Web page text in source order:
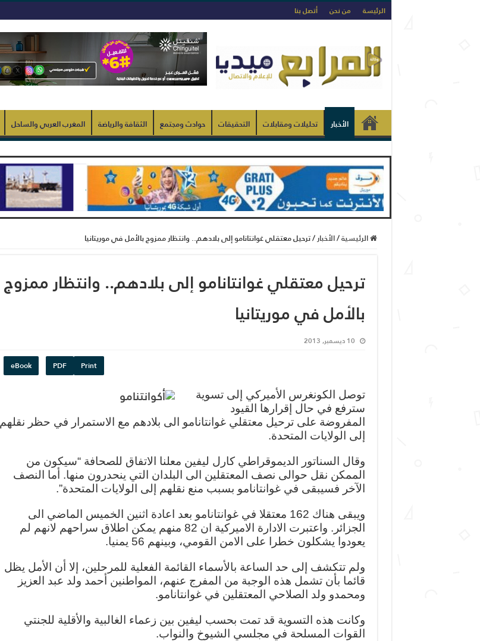
الرئيسة من نحن أتصل بنا
الأخبار تحليلات ومقابلات التحقيقات حوادث ومجتمع الثقافة والرياضة المغرب العربي والساحل
الرئيسية/الأخبار/ترحيل معتقلي غوانتانامو إلى بلادهم.. وانتظار ممزوج بالأمل في موريتانيا
ترحيل معتقلي غوانتانامو إلى بلادهم.. وانتظار ممزوج
بالأمل في موريتانيا
10 ديسمبر, 2013
Print
PDF
eBook
توصل الكونغرس الأميركي إلى تسوية
سترفع في حال إقرارها القيود
المفروضة على ترحيل معتقلي غوانتانامو الى بلادهم مع الاستمرار في حظر نقلهم
إلى الولايات المتحدة.
وقال السناتور الديموقراطي كارل ليفين معلنا الاتفاق للصحافة “سيكون من
الممكن نقل حوالى نصف المعتقلين الى البلدان التي ينحدرون منها. أما النصف
الآخر فسيبقى في غوانتانامو بسبب منع نقلهم إلى الولايات المتحدة”.
ويبقى هناك 162 معتقلا في غوانتانامو بعد اعادة اثنين الخميس الماضي الى
الجزائر. واعتبرت الادارة الاميركية ان 82 منهم يمكن اطلاق سراحهم لانهم لم
يعودوا يشكلون خطرا على الامن القومي، وبينهم 56 يمنيا.
ولم تتكشف إلى حد الساعة بالأسماء القائمة الفعلية للمرحلين، إلا أن الأمل يظل
قائما بأن تشمل هذه الوجبة من المفرج عنهم، المواطنين أحمد ولد عبد العزيز
ومحمدو ولد الصلاحي المعتقلين في غوانتانامو.
وكانت هذه التسوية قد تمت بحسب ليفين بين زعماء الغالبية والأقلية للجنتي
القوات المسلحة في مجلسي الشيوخ والنواب.